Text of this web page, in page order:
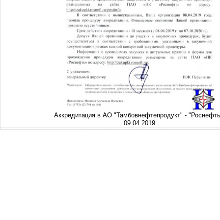
Аккредитация в АО "Тамбовнефтепродукт" -
09.04.2019